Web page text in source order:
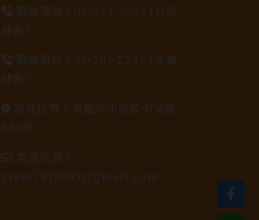
聯絡電話 | 06-223-2253 (台南
據點)
聯絡電話 | 07-791-2757 (高雄
據點)
地址位置 | 高雄市小港區中安路
650號
電郵信箱 |
yixin7917909@gmail.com